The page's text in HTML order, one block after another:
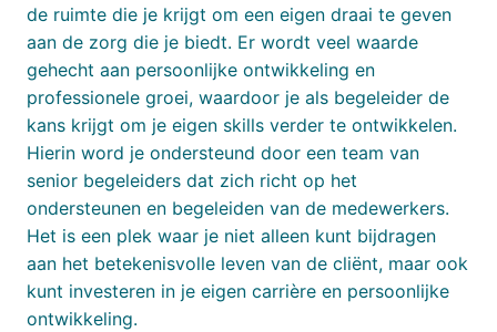
de ruimte die je krijgt om een eigen draai te geven
aan de zorg die je biedt. Er wordt veel waarde
gehecht aan persoonlijke ontwikkeling en
professionele groei, waardoor je als begeleider de
kans krijgt om je eigen skills verder te ontwikkelen.
Hierin word je ondersteund door een team van
senior begeleiders dat zich richt op het
ondersteunen en begeleiden van de medewerkers.
Het is een plek waar je niet alleen kunt bijdragen
aan het betekenisvolle leven van de cliënt, maar ook
kunt investeren in je eigen carrière en persoonlijke
ontwikkeling.